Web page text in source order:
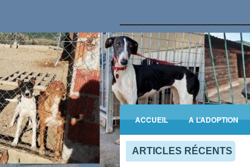
ACCUEIL A L’ADOPTION
INFORMATIONS GENERALES
ARTICLES RÉCENTS